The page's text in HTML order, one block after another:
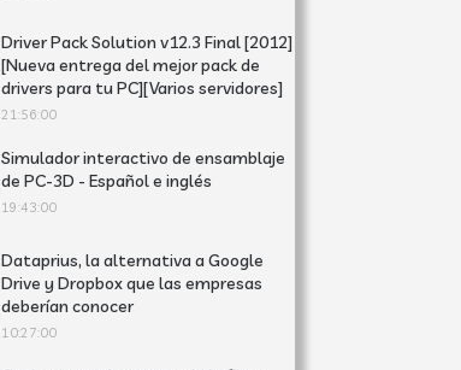
Driver Pack Solution v12.3 Final [2012]
[Nueva entrega del mejor pack de
drivers para tu PC][Varios servidores]
21:56:00
Simulador interactivo de ensamblaje
de PC-3D - Español e inglés
19:43:00
Dataprius, la alternativa a Google
Drive y Dropbox que las empresas
deberían conocer
10:27:00